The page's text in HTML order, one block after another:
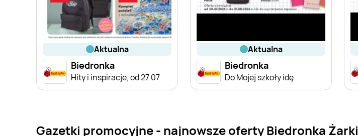
aktualna
Biedronka
Hity i inspiracje, od 27.07
aktualna
Biedronka
Do Mojej szkoły idę
Gazetki promocyjne - najnowsze oferty Biedronka Żarki